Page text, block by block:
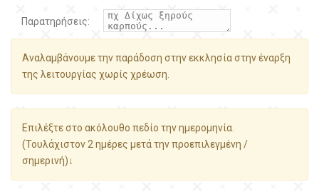
Παρατηρήσεις:
Αναλαμβάνουμε την παράδοση στην εκκλησία στην έναρξη
της λειτουργίας χωρίς χρέωση.
Επιλέξτε στο ακόλουθο πεδίο την ημερομηνία.
(Τουλάχιστον 2 ημέρες μετά την προεπιλεγμένη /
σημερινή)↓